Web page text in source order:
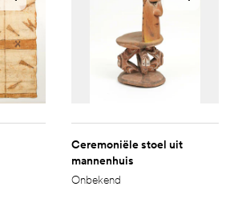
Ceremoniële stoel uit
mannenhuis
Onbekend